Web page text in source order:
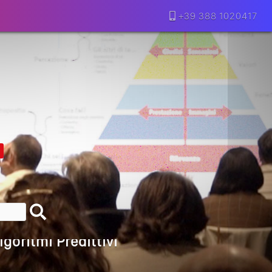
+39 388 1020417
Motivazione…
Franzese
Davvero
Vecchia SEO
Predittivi
L’AI E I Contenuti…